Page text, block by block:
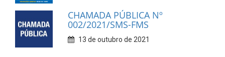
CHAMADA PÚBLICA Nº
002/2021/SMS-FMS
13 de outubro de 2021